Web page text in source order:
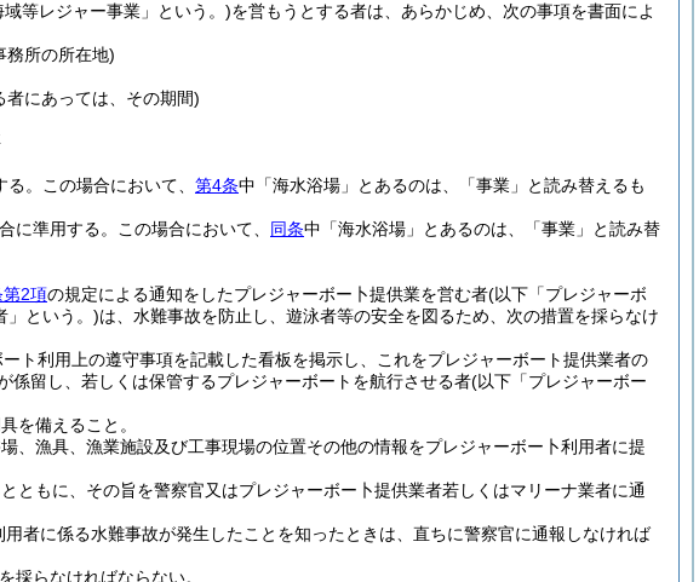
等レジャー事業」という。)を営もうとする者は、あらかじめ、次の事項を書面によ
務所の所在地)
にあっては、その期間)
。 この場合において、 第4条中「海水浴場」とあるのは、「事業」と読み替えるも
に準用する。 この場合において、 同条中「海水浴場」とあるのは、「事業」と読み替
2項の規定による通知をしたプレジャーボー卜提供業を営む者(以下「プレジャーボ
」という。)は、水難事故を防止し、遊泳者等の安全を図るため、次の措置を採らなけ
ト利用上の遵守事項を記載した看板を掲示し、これをプレジャーボート提供業者の
留し、若しくは保管するプレジャーボートを航行させる者(以下「プレジャーボー
を備えること。
、漁具、漁業施設及び工事現場の位置その他の情報をプレジャーボー卜利用者に提
ともに、その旨を警察官又はプレジャーボー卜提供業者若しくはマリーナ業者に通
者に係る水難事故が発生したことを知ったときは、直ちに警察官に通報しなければ
採らなければならない。